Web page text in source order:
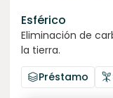
Esférico
Eliminación de
la tierra.
Préstamo